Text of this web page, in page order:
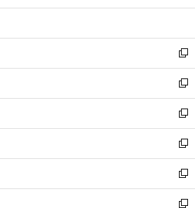
開
ウ
開
く
ン
ウ
で
開
く
ウ
ン
ド
ウ
で
開
く
新
し
い
ウ
ィ
ン
ド
ウ
で
開
く
新
し
い
ウ
ィ
ン
ド
ウ
で
新
し
い
ウ
ィ
ン
ド
新
し
い
ウ
ィ
新
し